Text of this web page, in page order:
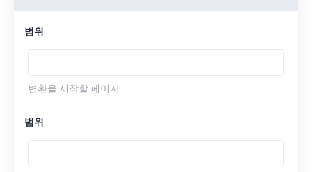
범위
변환을 시작할 페이지
범위